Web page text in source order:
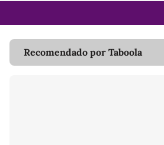
Recomendado por Taboola